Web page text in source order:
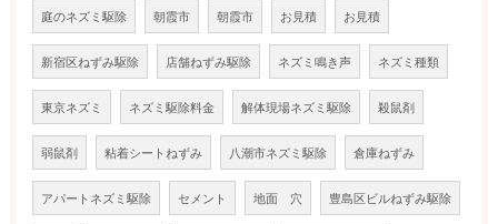
庭のネズミ駆除 朝霞市 朝霞市 お見積 お見積
新宿区ねずみ駆除 店舗ねずみ駆除 ネズミ鳴き声 ネズミ種類
東京ネズミ ネズミ駆除料金 解体現場ネズミ駆除 殺鼠剤
弱鼠剤 粘着シートねずみ 八潮市ネズミ駆除 倉庫ねずみ
アパートネズミ駆除 セメント 地面 穴 豊島区ビルねずみ駆除